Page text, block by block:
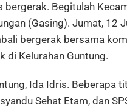
bergerak. Begitulah
(Gasing). Jumat, 12
bergerak bersama
di Kelurahan Guntung.
Ida Idris. Beberapa
Sehat Etam, dan